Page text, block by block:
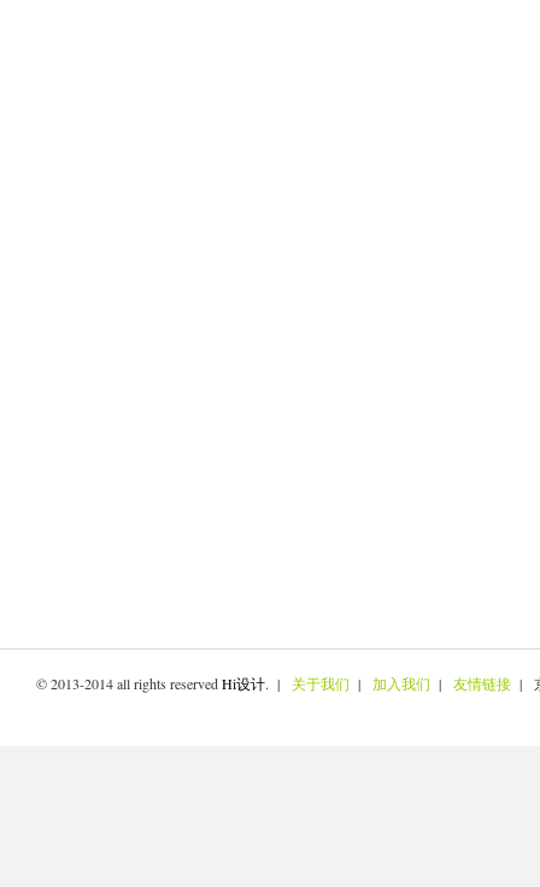
© 2013-2014 all rights reservedHi设计. | 关于我们 | 加入我们 | 友情链接 |